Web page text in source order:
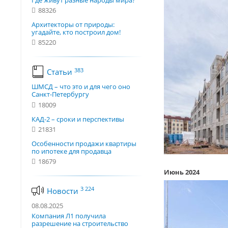
88326
Архитекторы от природы:
угадайте, кто построил дом!
85220
Статьи 383
ШМСД – что это и для чего оно
Санкт-Петербургу
18009
КАД-2 – сроки и перспективы
21831
Особенности продажи квартиры
по ипотеке для продавца
18679
Новости 3 224
08.08.2025
Компания Л1 получила
разрешение на строительство
Июнь 2024